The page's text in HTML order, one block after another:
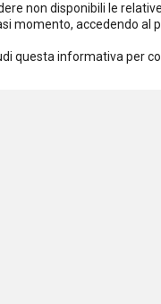
non disponibili le
momento, accedendo al
questa informativa per